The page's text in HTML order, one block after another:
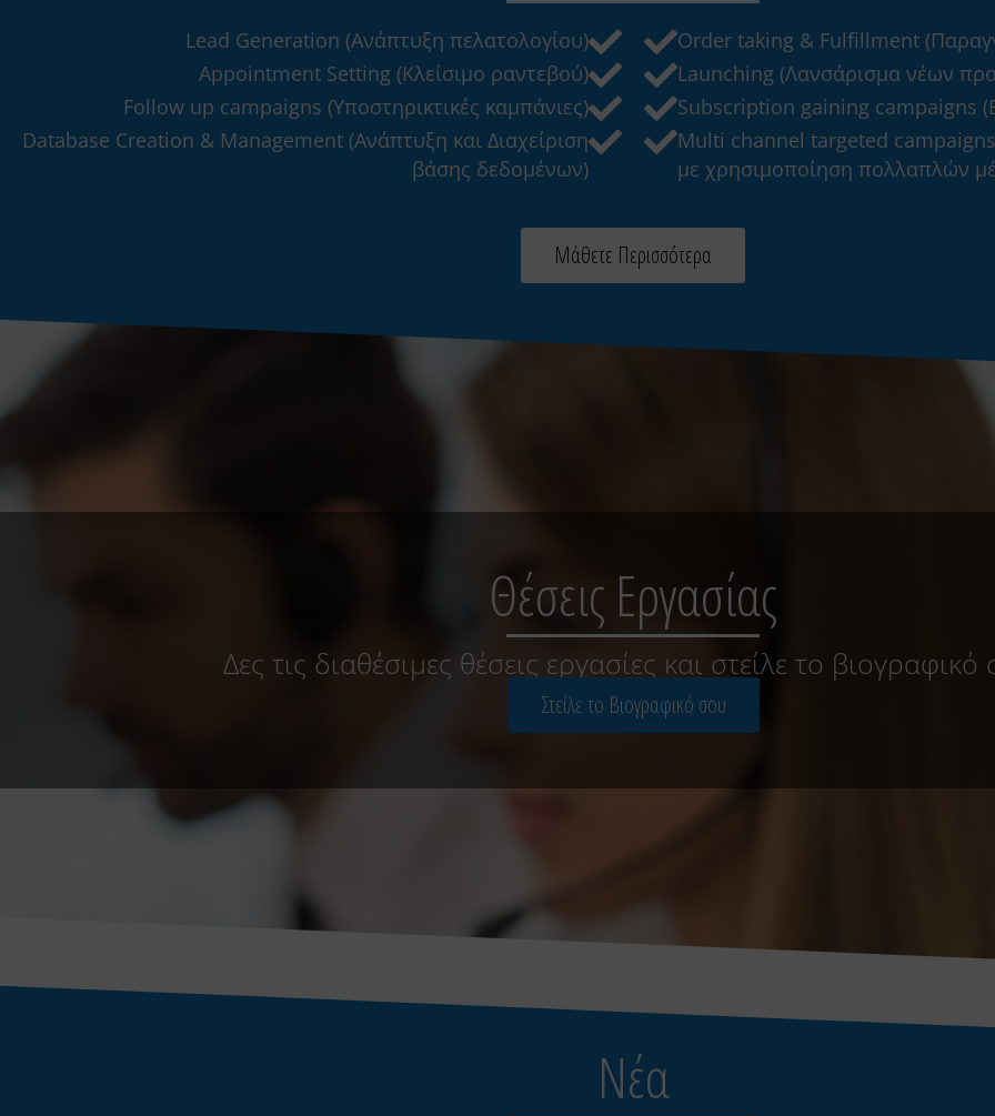
Lead Generation (Ανάπτυξη πελατολογίου)
Appointment Setting (Κλείσιμο ραντεβού)
Follow up campaigns (Υποστηρικτικές καμπάνιες)
Database Creation & Management (Ανάπτυξη και Διαχείριση
βάσης δεδομένων)
Order taking & Fulfillment
Launching (Λανσάρισμα νέων
Subscription gaining campaigns
Multi channel targeted
με χρησιμοποίηση πολλαπλών
Μάθετε Περισσότερα
Θέσεις Εργασίας
Δες τις διαθέσιμες θέσεις εργασίες και στείλε το
Στείλε το Βιογραφικό σου
Νέα